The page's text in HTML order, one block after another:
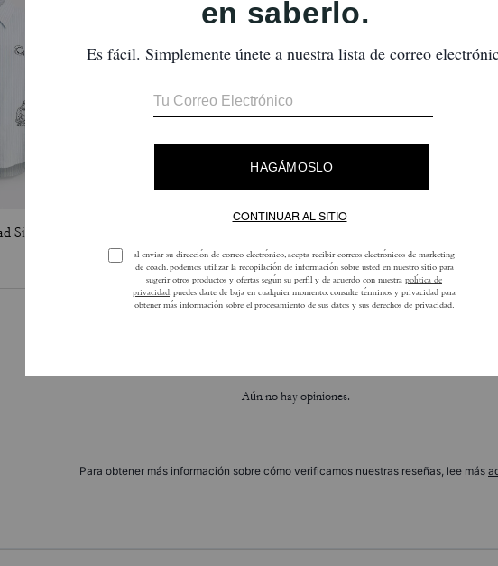
Aún no hay opiniones.
Para obtener más información sobre cómo verificamos nuestras reseñas, lee más